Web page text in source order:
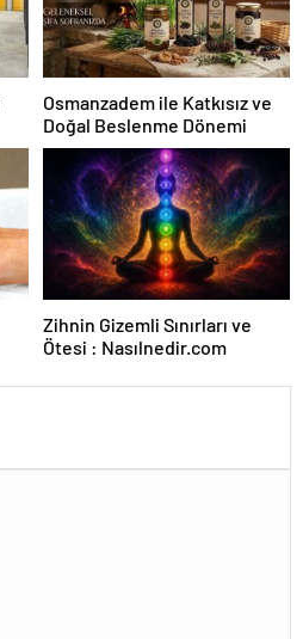
Osmanzadem ile Katkısız ve
Doğal Beslenme Dönemi
Zihnin Gizemli Sınırları ve
Ötesi : Nasılnedir.com